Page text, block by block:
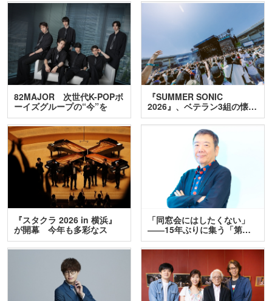
82MAJOR 次世代K-POPボ
ーイズグループの“今”を
訊…
『SUMMER SONIC
2026』、ベテラン3組の懐…
『スタクラ 2026 in 横浜』
が開幕 今年も多彩なス
テ…
「同窓会にはしたくない」
――15年ぶりに集う「第…